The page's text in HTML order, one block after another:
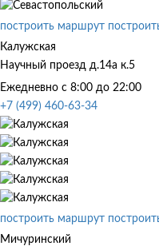
построить маршрут
Калужская
Научный проезд д.14а к.5
Ежедневно с 8:00 до 22:00
+7 (499) 460-63-34
построить маршрут
Мичуринский